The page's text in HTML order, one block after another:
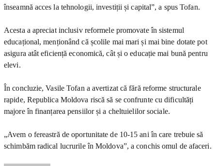
înseamnă acces la tehnologii, investiții și capital”, a spus Tofan.
Acesta a apreciat inclusiv reformele promovate în sistemul
educațional, menționând că școlile mai mari și mai bine dotate pot
asigura atât eficiență economică, cât și o educație mai bună pentru
elevi.
În concluzie, Vasile Tofan a avertizat că fără reforme structurale
rapide, Republica Moldova riscă să se confrunte cu dificultăți
majore în finanțarea pensiilor și a cheltuielilor sociale.
„Avem o fereastră de oportunitate de 10-15 ani în care trebuie să
schimbăm radical lucrurile în Moldova”, a conchis omul de afaceri.